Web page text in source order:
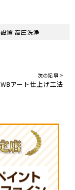
置 高圧洗浄
次の記事 >
アート仕上げ工法